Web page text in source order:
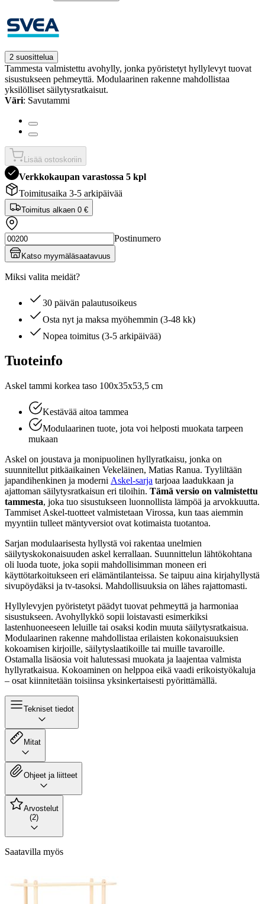
2 suosittelua
Tammesta valmistettu avohylly, jonka pyöristetyt hyllylevyt tuovat
sisustukseen pehmeyttä. Modulaarinen rakenne mahdollistaa
yksilölliset säilytysratkaisut.
Väri: Savutammi
Lisää ostoskoriin
Verkkokaupan varastossa 5 kpl
Toimitusaika 3-5 arkipäivää
Toimitus alkaen 0 €
Postinumero
Katso myymäläsaatavuus
Miksi valita meidät?
30 päivän palautusoikeus
Osta nyt ja maksa myöhemmin (3-48 kk)
Nopea toimitus (3-5 arkipäivää)
Tuoteinfo
Askel tammi korkea taso 100x35x53,5 cm
Kestävää aitoa tammea
Modulaarinen tuote, jota voi helposti muokata tarpeen
mukaan
Askel on joustava ja monipuolinen hyllyratkaisu, jonka on
suunnitellut pitkäaikainen Vekeläinen, Matias Ranua. Tyyliltään
japandihenkinen ja moderni Askel-sarja tarjoaa laadukkaan ja
ajattoman säilytysratkaisun eri tiloihin. Tämä versio on valmistettu
tammesta, joka tuo sisustukseen luonnollista lämpöä ja arvokkuutta.
Tammiset Askel-tuotteet valmistetaan Virossa, kun taas aiemmin
myyntiin tulleet mäntyversiot ovat kotimaista tuotantoa.
Sarjan modulaarisesta hyllystä voi rakentaa unelmien
säilytyskokonaisuuden askel kerrallaan. Suunnittelun lähtökohtana
oli luoda tuote, joka sopii mahdollisimman moneen eri
käyttötarkoitukseen eri elämäntilanteissa. Se taipuu aina kirjahyllystä
sivupöydäksi ja tv-tasoksi. Mahdollisuuksia on lähes rajattomasti.
Hyllylevyjen pyöristetyt päädyt tuovat pehmeyttä ja harmoniaa
sisustukseen. Avohyllykkö sopii loistavasti esimerkiksi
lastenhuoneeseen leluille tai osaksi kodin muuta säilytysratkaisua.
Modulaarinen rakenne mahdollistaa erilaisten kokonaisuuksien
kokoamisen kirjoille, säilytyslaatikoille tai muille tavaroille.
Ostamalla lisäosia voit halutessasi muokata ja laajentaa valmista
hyllyratkaisua. Kokoaminen on helppoa eikä vaadi erikoistyökaluja
– osat kiinnitetään toisiinsa yksinkertaisesti pyörittämällä.
Tekniset tiedot
Mitat
Ohjeet ja liitteet
Arvostelut
(2)
Saatavilla myös